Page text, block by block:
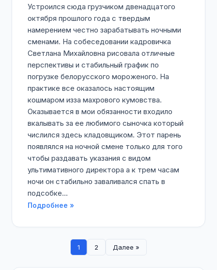
Устроился сюда грузчиком двенадцатого
октября прошлого года с твердым
намерением честно зарабатывать ночными
сменами. На собеседовании кадровичка
Светлана Михайловна рисовала отличные
перспективы и стабильный график по
погрузке белорусского мороженого. На
практике все оказалось настоящим
кошмаром изза махрового кумовства.
Оказывается в мои обязанности входило
вкалывать за ее любимого сыночка который
числился здесь кладовщиком. Этот парень
появлялся на ночной смене только для того
чтобы раздавать указания с видом
ультимативного директора а к трем часам
ночи он стабильно заваливался спать в
подсобке...
Подробнее »
1 2 Далее »